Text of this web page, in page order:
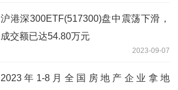
沪港深300ETF(517300)盘中震荡下滑，
成交额已达54.80万元
2023-09-07
2023年1-8月全国房地产企业拿地